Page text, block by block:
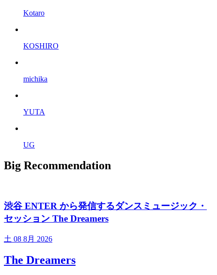
Kotaro
KOSHIRO
michika
YUTA
UG
Big Recommendation
渋谷 ENTER から発信するダンスミュージック・
セッション The Dreamers
土 08 8月 2026
The Dreamers